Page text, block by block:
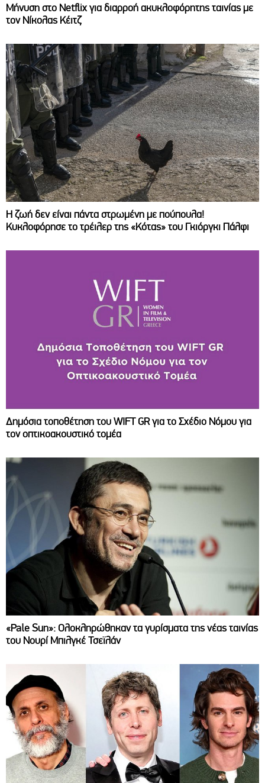
Μήνυση στο Netflix για διαρροή ακυκλοφόρητης ταινίας με
τον Νίκολας Κέιτζ
Η ζωή δεν είναι πάντα στρωμένη με πούπουλα!
Κυκλοφόρησε το τρέιλερ της «Κότας» του Γκιόργκι Πάλφι
Δημόσια τοποθέτηση του WIFT GR για το Σχέδιο Νόμου για
τον οπτικοακουστικό τομέα
«Pale Sun»: Ολοκληρώθηκαν τα γυρίσματα της νέας ταινίας
του Νουρί Μπιλγκέ Τσεϊλάν